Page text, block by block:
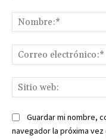
Guardar mi nombre,
navegador la próxima